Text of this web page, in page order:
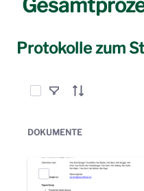
Protokolle zum
Elemente auswählen
DOKUMENTE